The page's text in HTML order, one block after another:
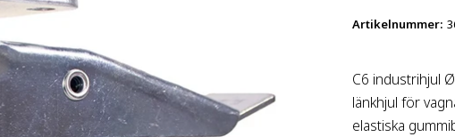
Artikelnummer:
C6 industrihjul
länkhjul för
elastiska